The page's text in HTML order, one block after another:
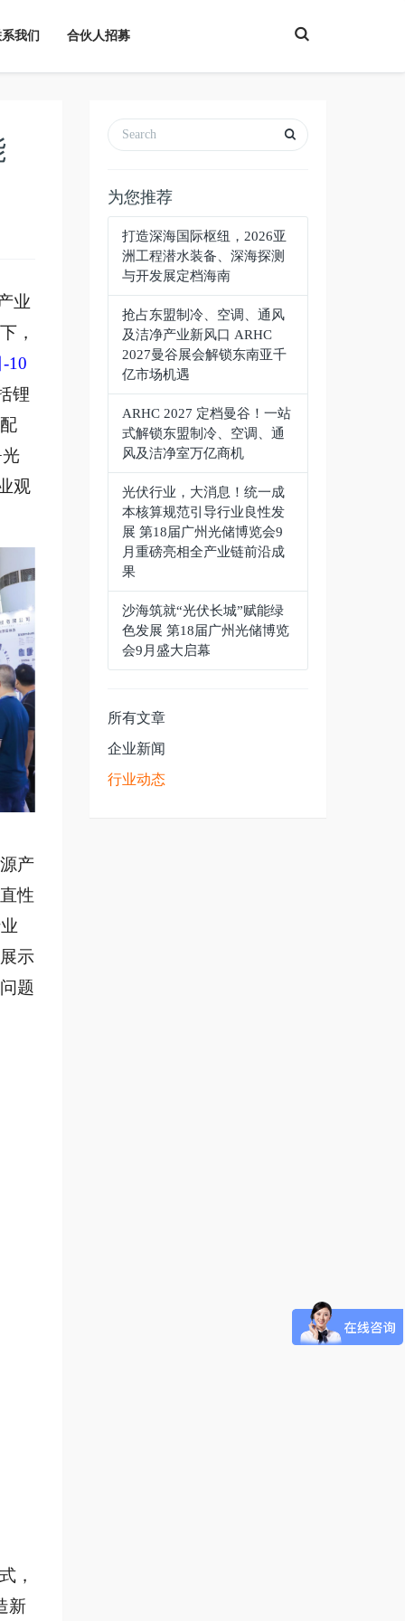
T
o
g
e
a
r
我们 合伙人招募
业
，
10
锂
观
产
性
示
题
，
新
为您推荐
打造深海国际枢纽，2026亚
洲工程潜水装备、深海探测
与开发展定档海南
抢占东盟制冷、空调、通风
及洁净产业新风口 ARHC
2027曼谷展会解锁东南亚千
亿市场机遇
ARHC 2027 定档曼谷！一站
式解锁东盟制冷、空调、通
风及洁净室万亿商机
光伏行业，大消息！统一成
本核算规范引导行业良性发
展 第18届广州光储博览会9
月重磅亮相全产业链前沿成
果
沙海筑就“光伏长城”赋能绿
色发展 第18届广州光储博览
会9月盛大启幕
所有文章
企业新闻
行业动态